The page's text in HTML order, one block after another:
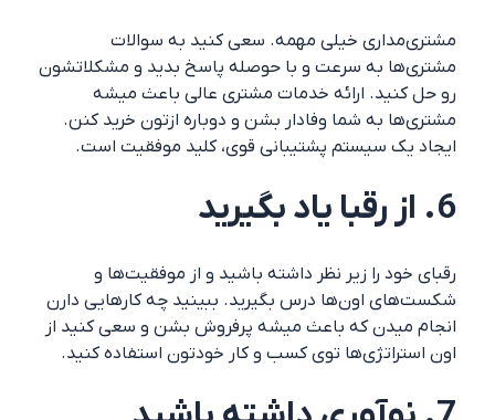
مشتری‌مداری خیلی مهمه. سعی کنید به سوالات
مشتری‌ها به سرعت و با حوصله پاسخ بدید و مشکلاتشون
رو حل کنید. ارائه خدمات مشتری عالی باعث میشه
مشتری‌ها به شما وفادار بشن و دوباره ازتون خرید کنن.
ایجاد یک سیستم پشتیبانی قوی، کلید موفقیت است.
6. از رقبا یاد بگیرید
رقبای خود را زیر نظر داشته باشید و از موفقیت‌ها و
شکست‌های اون‌ها درس بگیرید. ببینید چه کارهایی دارن
انجام میدن که باعث میشه پرفروش بشن و سعی کنید از
اون استراتژی‌ها توی کسب و کار خودتون استفاده کنید.